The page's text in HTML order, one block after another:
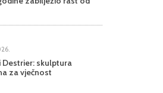
Destrier: skulptura
za vječnost